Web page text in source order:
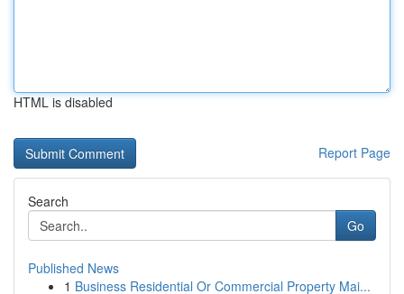
HTML is disabled
Report Page
Search
Go
Published News
1 Business Residential Or Commercial Property Mai...